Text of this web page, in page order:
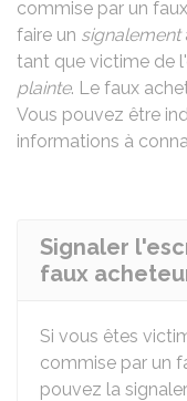
commise par un
faire un signalement
tant que victime de
plainte. Le faux
Vous pouvez être
informations à
Signaler
faux
Si vous êtes
commise par un
pouvez la